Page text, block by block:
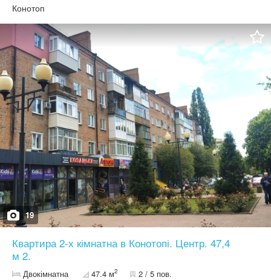
ванна та санвузол Зручне планування, тепла та затишна
Конотоп
19
Квартира 2-х кімнатна в Конотопі. Центр. 47,4
м 2.
Двокімнатна 47.4 м2 2 / 5 пов.